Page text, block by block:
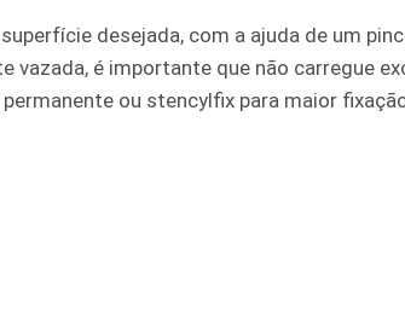
desejada, com a ajuda de um
vazada, é importante que não carregue
ou stencylfix para maior